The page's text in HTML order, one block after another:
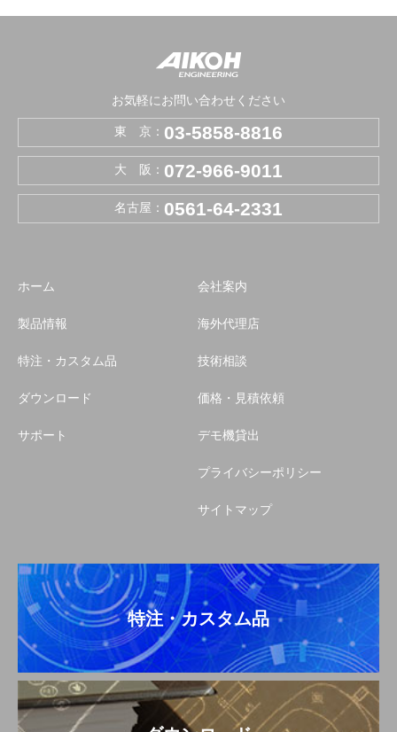
お気軽にお問い合わせください
東 京： 03-5858-8816
大 阪： 072-966-9011
名古屋： 0561-64-2331
ホーム
製品情報
特注・カスタム品
ダウンロード
サポート
会社案内
海外代理店
技術相談
価格・見積依頼
デモ機貸出
プライバシーポリシー
サイトマップ
特注・カスタム品